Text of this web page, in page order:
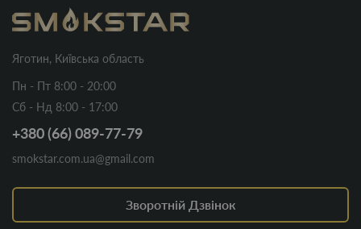
Яготин, Київська область
Пн - Пт 8:00 - 20:00
Сб - Нд 8:00 - 17:00
+380 (66) 089-77-79
smokstar.com.ua@gmail.com
Зворотній Дзвінок